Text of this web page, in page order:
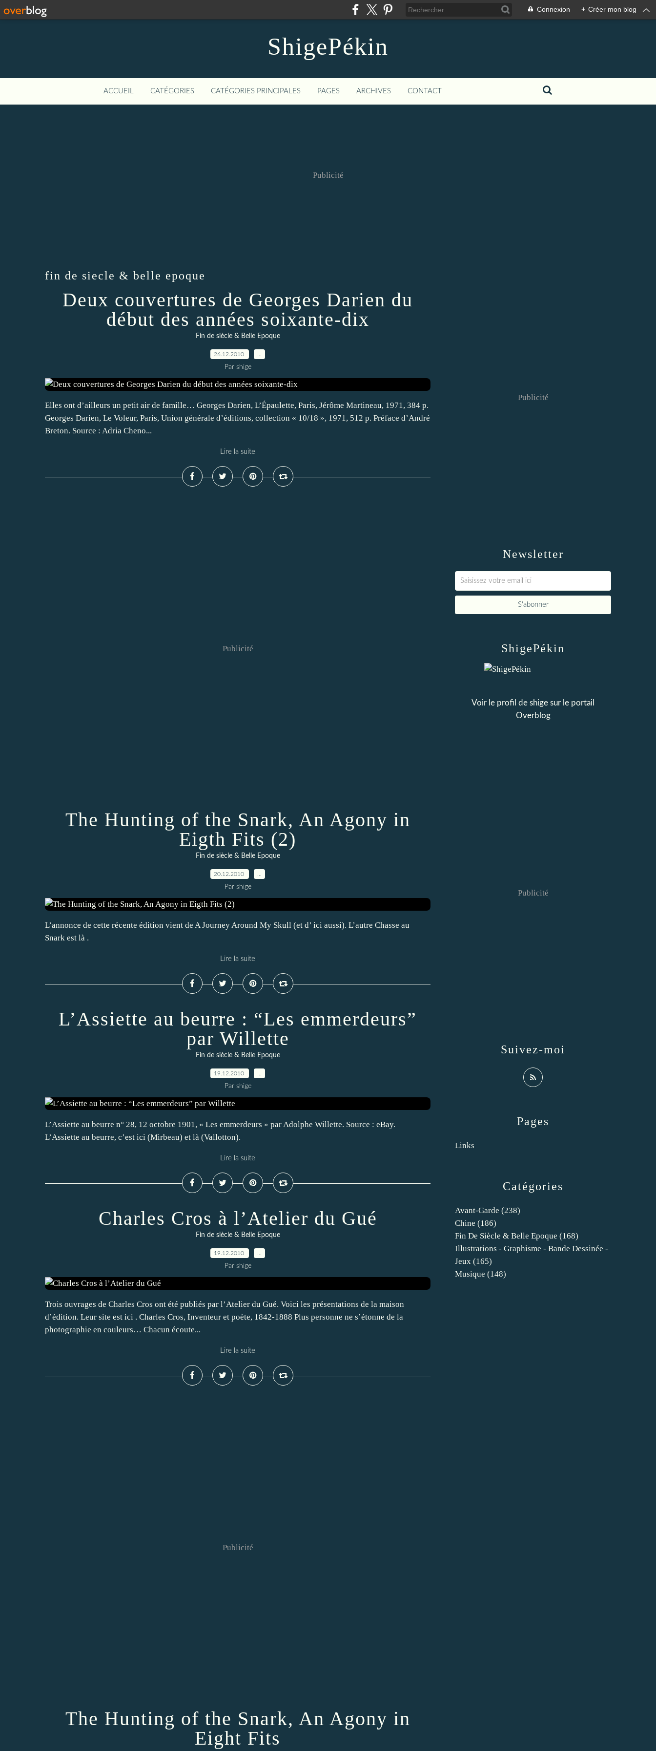
Connexion + Créer mon blog
ShigePékin
ACCUEIL CATÉGORIES CATÉGORIES PRINCIPALES PAGES ARCHIVES CONTACT
Publicité
fin de siecle & belle epoque
Deux couvertures de Georges Darien du
début des années soixante-dix
Fin de siècle & Belle Epoque
26.12.2010
Par shige
Elles ont d’ailleurs un petit air de famille… Georges Darien, L’Épaulette, Paris, Jérôme Martineau, 1971, 384 p.
Georges Darien, Le Voleur, Paris, Union générale d’éditions, collection « 10/18 », 1971, 512 p. Préface d’André
Breton. Source : Adria Cheno...
Lire la suite
Publicité
The Hunting of the Snark, An Agony in
Eigth Fits (2)
Fin de siècle & Belle Epoque
20.12.2010
Par shige
L’annonce de cette récente édition vient de A Journey Around My Skull (et d’ ici aussi). L’autre Chasse au
Snark est là .
Lire la suite
L’Assiette au beurre : “Les emmerdeurs”
par Willette
Fin de siècle & Belle Epoque
19.12.2010
Par shige
L’Assiette au beurre n° 28, 12 octobre 1901, « Les emmerdeurs » par Adolphe Willette. Source : eBay.
L’Assiette au beurre, c’est ici (Mirbeau) et là (Vallotton).
Lire la suite
Charles Cros à l’Atelier du Gué
Fin de siècle & Belle Epoque
19.12.2010
Par shige
Trois ouvrages de Charles Cros ont été publiés par l’Atelier du Gué. Voici les présentations de la maison
d’édition. Leur site est ici . Charles Cros, Inventeur et poète, 1842-1888 Plus personne ne s’étonne de la
photographie en couleurs… Chacun écoute...
Lire la suite
Publicité
The Hunting of the Snark, An Agony in
Eight Fits
Newsletter
Publicité
Catégories
Avant-Garde (238)
Chine (186)
Fin De Siècle & Belle Epoque (168)
Illustrations - Graphisme - Bande Dessinée -
Jeux (165)
Musique (148)
Pages
Links
ShigePékin
Voir le profil de shige sur le portail
Overblog
Suivez-moi
Publicité